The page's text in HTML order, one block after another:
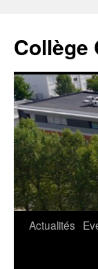
Collège
Actualités